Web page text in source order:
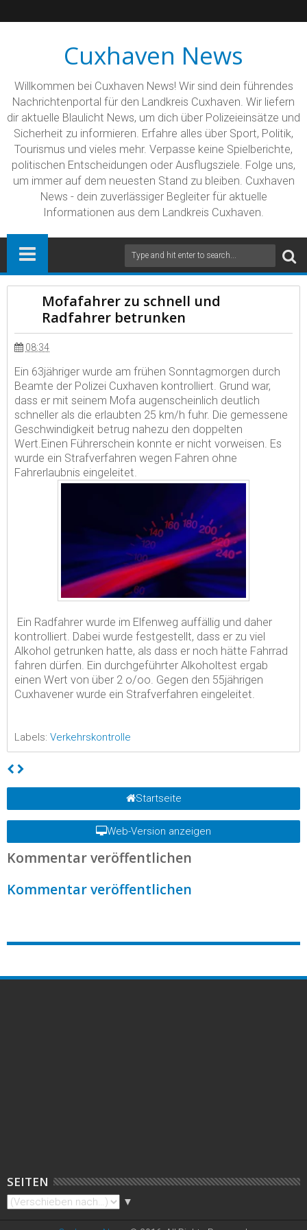
Cuxhaven News
Willkommen bei Cuxhaven News! Wir sind dein führendes
Nachrichtenportal für den Landkreis Cuxhaven. Wir liefern
dir aktuelle Blaulicht News, um dich über Polizeieinsätze und
Sicherheit zu informieren. Erfahre alles über Sport, Politik,
Tourismus und vieles mehr. Verpasse keine Spielberichte,
politischen Entscheidungen oder Ausflugsziele. Folge uns,
um immer auf dem neuesten Stand zu bleiben. Cuxhaven
News - dein zuverlässiger Begleiter für aktuelle
Informationen aus dem Landkreis Cuxhaven.
Mofafahrer zu schnell und
Radfahrer betrunken
08:34
Ein 63jähriger wurde am frühen Sonntagmorgen durch
Beamte der Polizei Cuxhaven kontrolliert. Grund war,
dass er mit seinem Mofa augenscheinlich deutlich
schneller als die erlaubten 25 km/h fuhr. Die gemessene
Geschwindigkeit betrug nahezu den doppelten
Wert.Einen Führerschein konnte er nicht vorweisen. Es
wurde ein Strafverfahren wegen Fahren ohne
Fahrerlaubnis eingeleitet.
Ein Radfahrer wurde im Elfenweg auffällig und daher
kontrolliert. Dabei wurde festgestellt, dass er zu viel
Alkohol getrunken hatte, als dass er noch hätte Fahrrad
fahren dürfen. Ein durchgeführter Alkoholtest ergab
einen Wert von über 2 o/oo. Gegen den 55jährigen
Cuxhavener wurde ein Strafverfahren eingeleitet.
Labels: Verkehrskontrolle
Startseite
Web-Version anzeigen
Kommentar veröffentlichen
Kommentar veröffentlichen
SEITEN
▼